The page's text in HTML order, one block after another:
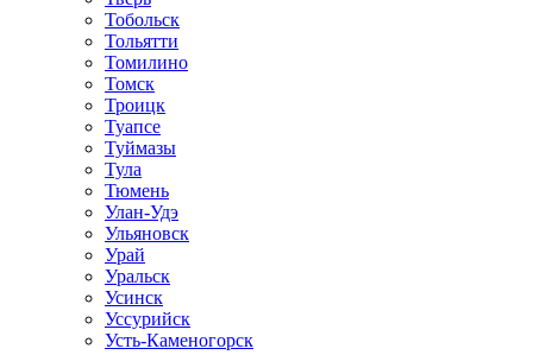
Тобольск
Тольятти
Томилино
Томск
Троицк
Туапсе
Туймазы
Тула
Тюмень
Улан-Удэ
Ульяновск
Урай
Уральск
Усинск
Уссурийск
Усть-Каменогорск